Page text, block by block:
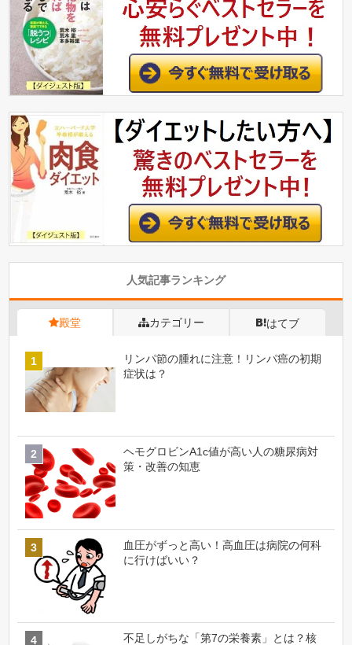
人気記事ランキング
殿堂 カテゴリー はてブ
リンパ節の腫れに注意！リンパ癌の初期
症状は？
ヘモグロビンA1c値が高い人の糖尿病対
策・改善の知恵
血圧がずっと高い！高血圧は病院の何科
に行けばいい？
不足しがちな「第7の栄養素」とは？核